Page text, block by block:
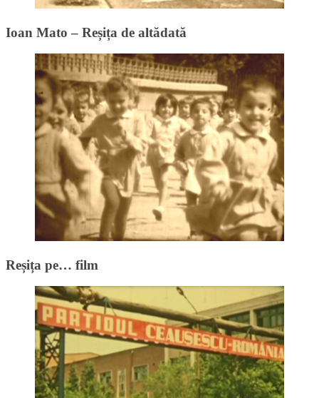
Ioan Mato – Reșița de altădată
Reșița pe… film